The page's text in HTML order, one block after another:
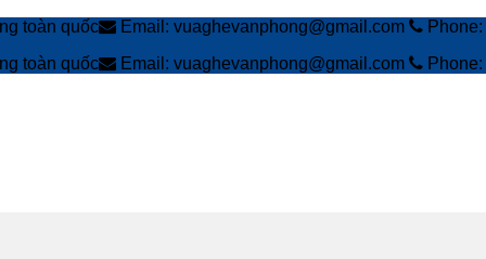
toàn quốc Email: vuaghevanphong@gmail.com
toàn quốc Email: vuaghevanphong@gmail.com